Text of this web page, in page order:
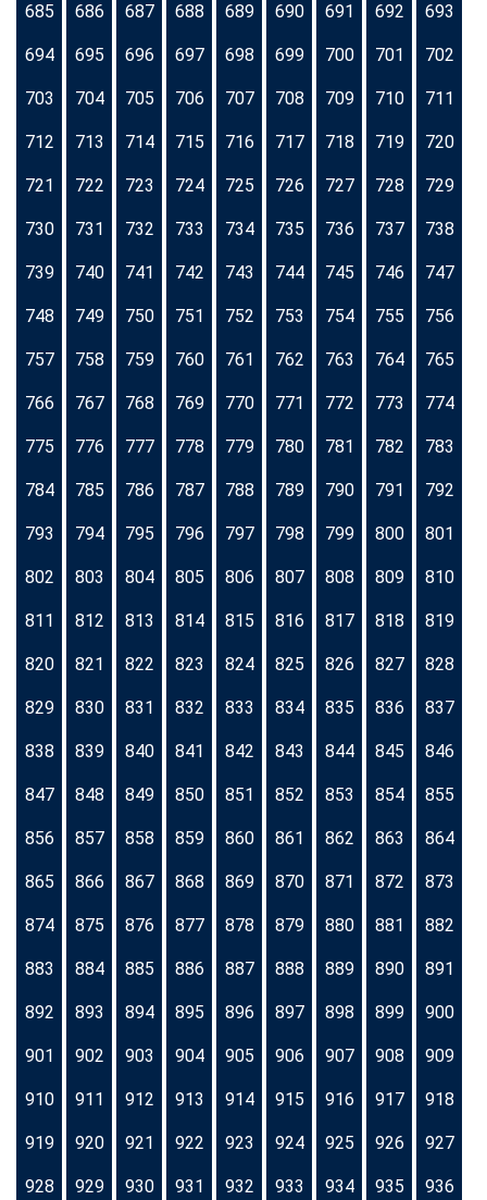
685 686 687 688 689 690 691 692 693
694 695 696 697 698 699 700 701 702
703 704 705 706 707 708 709 710 711
712 713 714 715 716 717 718 719 720
721 722 723 724 725 726 727 728 729
730 731 732 733 734 735 736 737 738
739 740 741 742 743 744 745 746 747
748 749 750 751 752 753 754 755 756
757 758 759 760 761 762 763 764 765
766 767 768 769 770 771 772 773 774
775 776 777 778 779 780 781 782 783
784 785 786 787 788 789 790 791 792
793 794 795 796 797 798 799 800 801
802 803 804 805 806 807 808 809 810
811 812 813 814 815 816 817 818 819
820 821 822 823 824 825 826 827 828
829 830 831 832 833 834 835 836 837
838 839 840 841 842 843 844 845 846
847 848 849 850 851 852 853 854 855
856 857 858 859 860 861 862 863 864
865 866 867 868 869 870 871 872 873
874 875 876 877 878 879 880 881 882
883 884 885 886 887 888 889 890 891
892 893 894 895 896 897 898 899 900
901 902 903 904 905 906 907 908 909
910 911 912 913 914 915 916 917 918
919 920 921 922 923 924 925 926 927
928 929 930 931 932 933 934 935 936